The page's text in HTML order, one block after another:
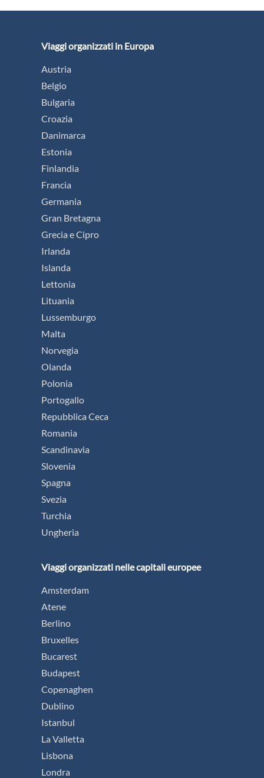
Viaggi organizzati in Europa
Austria
Belgio
Bulgaria
Croazia
Danimarca
Estonia
Finlandia
Francia
Germania
Gran Bretagna
Grecia e Cipro
Irlanda
Islanda
Lettonia
Lituania
Lussemburgo
Malta
Norvegia
Olanda
Polonia
Portogallo
Repubblica Ceca
Romania
Scandinavia
Slovenia
Spagna
Svezia
Turchia
Ungheria
Viaggi organizzati nelle capitali europee
Amsterdam
Atene
Berlino
Bruxelles
Bucarest
Budapest
Copenaghen
Dublino
Istanbul
La Valletta
Lisbona
Londra